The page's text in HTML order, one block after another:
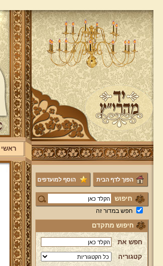
ראשי
הפוך לדף הבית הוסף למועדפים
חיפוש
חפש במדור זה
חיפוש מתקדם
חפש את
קטגוריה